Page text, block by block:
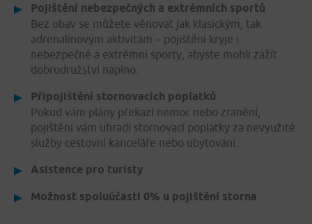
Pojištění nebezpečných a extrémních sportů
Bez obav se můžete věnovat jak klasickým, tak
adrenalinovým aktivitám – pojištění kryje i
nebezpečné a extrémní sporty, abyste mohli zažít
dobrodružství naplno.
Připojištění stornovacích poplatků
Pokud vám plány překazí nemoc nebo zranění,
pojištění vám uhradí stornovací poplatky za nevyužité
služby cestovní kanceláře nebo ubytování.
Asistence pro turisty
Možnost spoluúčasti 0% u pojištění storna